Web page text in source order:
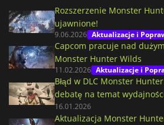
Rozszerzenie Monster
ujawnione!
9.06.2026 Aktualizacje i
Capcom pracuje nad
Monster Hunter Wilds
11.02.2026 Aktualizacje i
Błąd w DLC Monster
debatę na temat
16.01.2026
Aktualizacja Monster